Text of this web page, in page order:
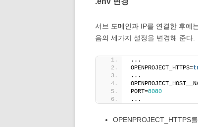
서브 도메인과 IP를 연결한 후에
음의 세가지 설정을 변경해 준다.
...
OPENPROJECT_HTTPS=
...
PORT=8080
...
OPENPROJECT_HTTPS